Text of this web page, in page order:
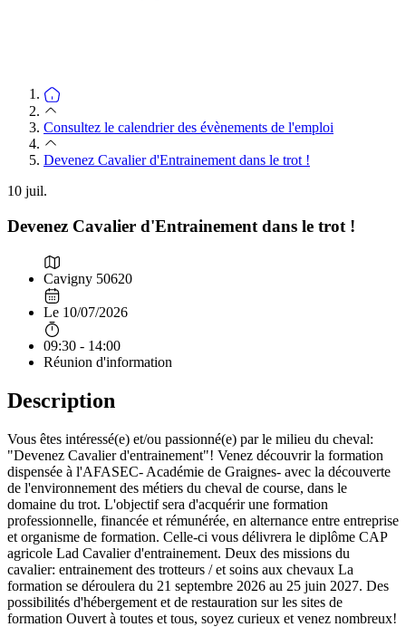
Consultez le calendrier des évènements de l'emploi
Devenez Cavalier d'Entrainement dans le trot !
10 juil.
Devenez Cavalier d'Entrainement dans le trot !
Cavigny 50620
Le 10/07/2026
09:30 - 14:00
Réunion d'information
Description
Vous êtes intéressé(e) et/ou passionné(e) par le milieu du cheval:
"Devenez Cavalier d'entrainement"! Venez découvrir la formation
dispensée à l'AFASEC- Académie de Graignes- avec la découverte
de l'environnement des métiers du cheval de course, dans le
domaine du trot. L'objectif sera d'acquérir une formation
professionnelle, financée et rémunérée, en alternance entre entreprise
et organisme de formation. Celle-ci vous délivrera le diplôme CAP
agricole Lad Cavalier d'entrainement. Deux des missions du
cavalier: entrainement des trotteurs / et soins aux chevaux La
formation se déroulera du 21 septembre 2026 au 25 juin 2027. Des
possibilités d'hébergement et de restauration sur les sites de
formation Ouvert à toutes et tous, soyez curieux et venez nombreux!